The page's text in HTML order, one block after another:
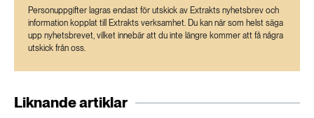
Personuppgifter lagras endast för utskick av Extrakts nyhetsbrev och
information kopplat till Extrakts verksamhet. Du kan när som helst säga
upp nyhetsbrevet, vilket innebär att du inte längre kommer att få några
utskick från oss.
Liknande artiklar